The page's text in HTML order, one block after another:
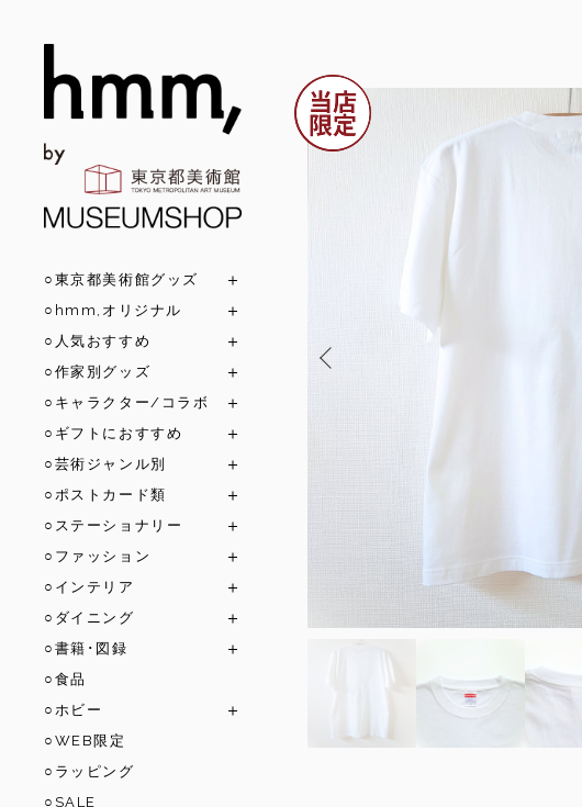
○東京都美術館グッズ
○hmm,オリジナル
○人気おすすめ
○作家別グッズ
○キャラクター/コラボ
○ギフトにおすすめ
○芸術ジャンル別
○ポストカード類
○ステーショナリー
○ファッション
○インテリア
○ダイニング
○書籍･図録
○食品
○ホビー
○WEB限定
○ラッピング
○SALE